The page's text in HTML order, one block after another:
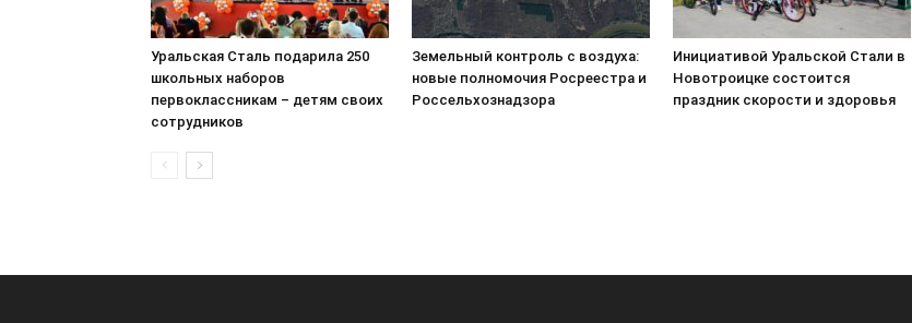
Уральская Сталь подарила 250
школьных наборов
первоклассникам – детям своих
сотрудников
Земельный контроль с воздуха:
новые полномочия Росреестра и
Россельхознадзора
Инициативой Уральской Стали в
Новотроицке состоится
праздник скорости и здоровья